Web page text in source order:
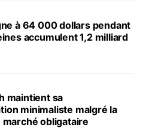
à 64 000 dollars pendant
accumulent 1,2 milliard
maintient sa
minimaliste malgré la
obligataire